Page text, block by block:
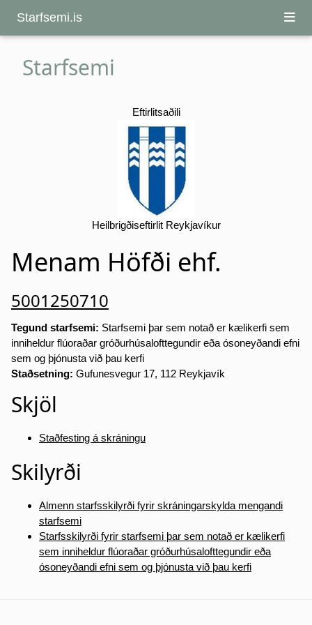
Starfsemi.is
Starfsemi
Eftirlitsaðili
Heilbrigðiseftirlit Reykjavíkur
Menam Höfði ehf.
5001250710
Tegund starfsemi: Starfsemi þar sem notað er kælikerfi sem
inniheldur flúoraðar gróðurhúsalofttegundir eða ósoneyðandi efni
sem og þjónusta við þau kerfi
Staðsetning: Gufunesvegur 17, 112 Reykjavík
Skjöl
Staðfesting á skráningu
Skilyrði
Almenn starfsskilyrði fyrir skráningarskylda mengandi
starfsemi
Starfsskilyrði fyrir starfsemi þar sem notað er kælikerfi
sem inniheldur flúoraðar gróðurhúsalofttegundir eða
ósoneyðandi efni sem og þjónusta við þau kerfi